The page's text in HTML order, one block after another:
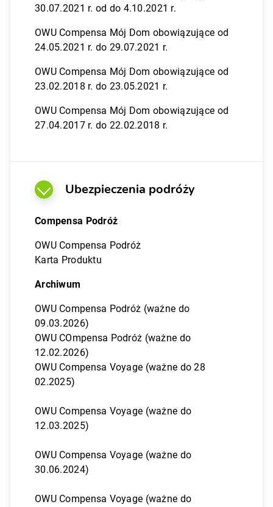
30.07.2021 r. od do 4.10.2021 r.
OWU Compensa Mój Dom obowiązujące od
24.05.2021 r. do 29.07.2021 r.
OWU Compensa Mój Dom obowiązujące od
23.02.2018 r. do 23.05.2021 r.
OWU Compensa Mój Dom obowiązujące od
27.04.2017 r. do 22.02.2018 r.
Ubezpieczenia podróży
Compensa Podróż
OWU Compensa Podróż
Karta Produktu
Archiwum
OWU Compensa Podróż (ważne do
09.03.2026)
OWU COmpensa Podróż (ważne do
12.02.2026)
OWU Compensa Voyage (ważne do 28
02.2025)
OWU Compensa Voyage (ważne do
12.03.2025)
OWU Compensa Voyage (ważne do
30.06.2024)
OWU Compensa Voyage (ważne do